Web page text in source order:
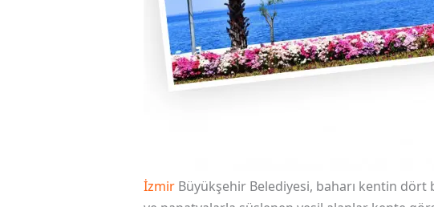
İzmirBüyükşehir Belediyesi, baharı kentin dört